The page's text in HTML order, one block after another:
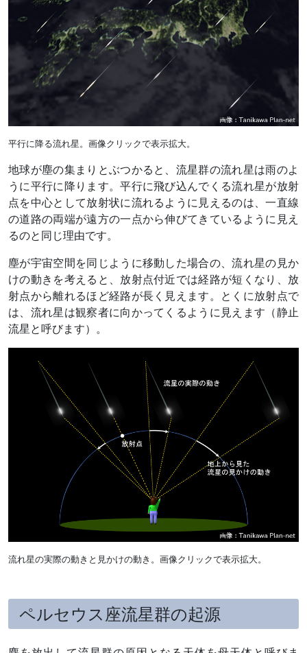
平行に降る流れ星。画像クリックで表示拡大。
地球が塵の集まりとぶつかると、流星群の流れ星は雨のよ
うに平行に降ります。平行に飛び込んでくる流れ星が放射
点を中心として放射状に流れるように見えるのは、一直線
の道路の両端が遠方の一点から伸びてきているように見え
るのと同じ理由です。
塵が宇宙空間を同じように移動した場合の、流れ星の見か
けの動きを考えると、放射点付近では経路が短くなり、放
射点から離れるほど経路が長く見えます。とくに放射点で
は、流れ星は観察者に向かってくるように見えます（静止
流星と呼びます）。
流れ星の実際の動きと見かけの動き。画像クリックで表示拡大。
ペルセウス座流星群の起源